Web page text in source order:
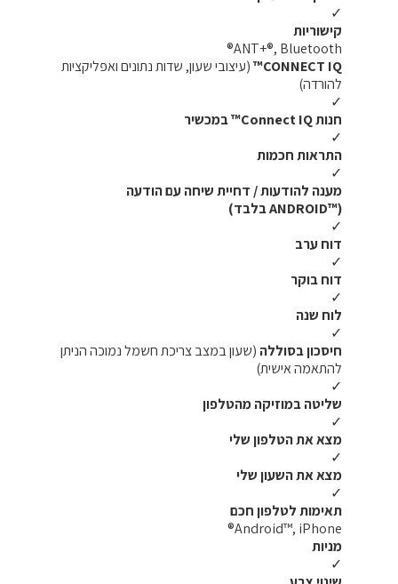
✓
קישוריות
ANT+®, Bluetooth®
CONNECT IQ™ (עיצובי שעון, שדות נתונים ואפליקציות
להורדה)
✓
חנות Connect IQ™ במכשיר
✓
התראות חכמות
✓
מענה להודעות / דחיית שיחה עם הודעה
(™ANDROID בלבד)
✓
דוח ערב
✓
דוח בוקר
✓
לוח שנה
✓
חיסכון בסוללה (שעון במצב צריכת חשמל נמוכה הניתן
להתאמה אישית)
✓
שליטה במוזיקה מהטלפון
✓
מצא את הטלפון שלי
✓
מצא את השעון שלי
✓
תאימות לטלפון חכם
Android™, iPhone®
מניות
✓